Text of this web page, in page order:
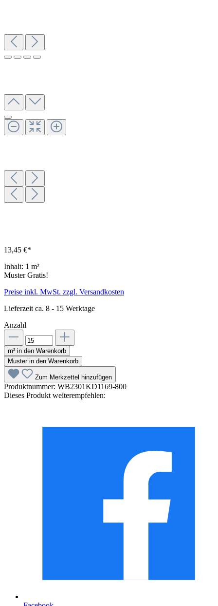
13,45 €*
Inhalt: 1 m²
Muster Gratis!
Preise inkl. MwSt. zzgl. Versandkosten
Lieferzeit ca. 8 - 15 Werktage
Anzahl
m² in den Warenkorb
Muster in den Warenkorb
Zum Merkzettel hinzufügen
Produktnummer: WB2301KD1169-800
Dieses Produkt weiterempfehlen: